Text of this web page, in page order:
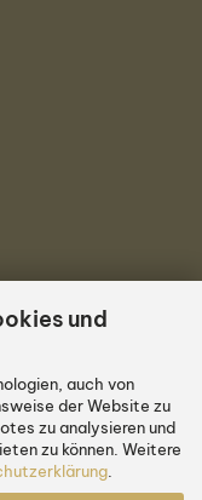
und
auch von
der Website zu
zu analysieren und
zu können. Weitere